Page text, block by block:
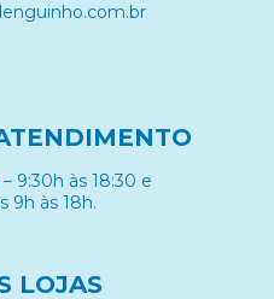
9:30h às 18:30 e
9h às 18h.
LOJAS